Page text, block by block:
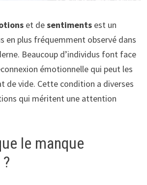
et desentimentsest un
en plus fréquemment observé dans
Beaucoup d’individus font face
émotionnelle qui peut les
de vide. Cette condition a diverses
qui méritent une attention
le manque